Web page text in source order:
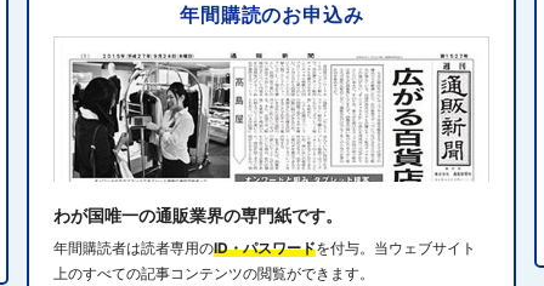
2024年10月31日 14:10
消費者庁、美容液通販に特定商取引法違反で9カ月の業務
停止命令
2024年10月31日 14:32
り込み
年間購読のお申込み
わが国唯一の通販業界の専門紙です。
年間購読者は読者専用のID・パスワードを付与。当ウェブサイト
上のすべての記事コンテンツの閲覧ができます。